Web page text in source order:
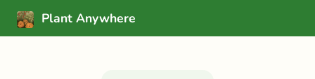
Plant Anywhere